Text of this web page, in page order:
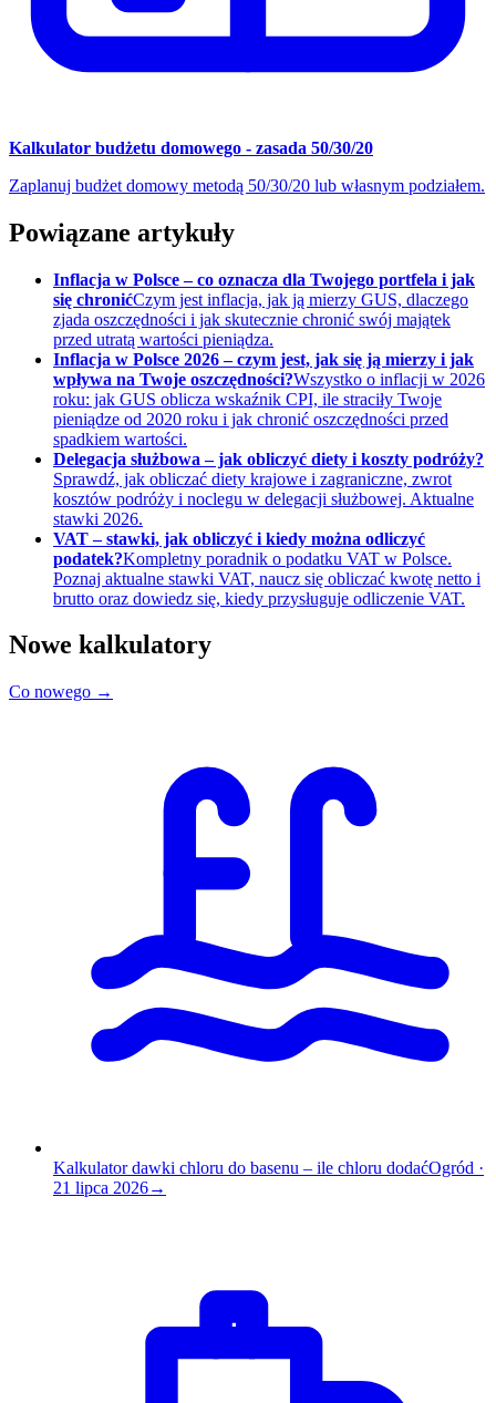
Kalkulator budżetu domowego - zasada 50/30/20
Zaplanuj budżet domowy metodą 50/30/20 lub własnym podziałem.
Powiązane artykuły
Inflacja w Polsce – co oznacza dla Twojego portfela i jak
się chronićCzym jest inflacja, jak ją mierzy GUS, dlaczego
zjada oszczędności i jak skutecznie chronić swój majątek
przed utratą wartości pieniądza.
Inflacja w Polsce 2026 – czym jest, jak się ją mierzy i jak
wpływa na Twoje oszczędności?Wszystko o inflacji w 2026
roku: jak GUS oblicza wskaźnik CPI, ile straciły Twoje
pieniądze od 2020 roku i jak chronić oszczędności przed
spadkiem wartości.
Delegacja służbowa – jak obliczyć diety i koszty podróży?
Sprawdź, jak obliczać diety krajowe i zagraniczne, zwrot
kosztów podróży i noclegu w delegacji służbowej. Aktualne
stawki 2026.
VAT – stawki, jak obliczyć i kiedy można odliczyć
podatek?Kompletny poradnik o podatku VAT w Polsce.
Poznaj aktualne stawki VAT, naucz się obliczać kwotę netto i
brutto oraz dowiedz się, kiedy przysługuje odliczenie VAT.
Nowe kalkulatory
Co nowego →
Kalkulator dawki chloru do basenu – ile chloru dodaćOgród ·
21 lipca 2026→